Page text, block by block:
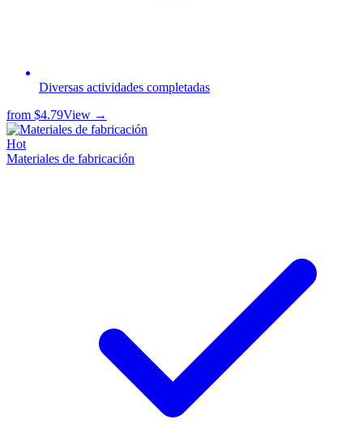
Diversas actividades completadas
from $4.79View →
Hot
Materiales de fabricación